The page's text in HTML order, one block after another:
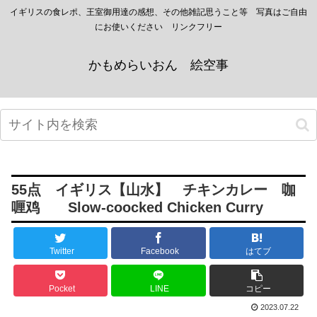
イギリスの食レポ、王室御用達の感想、その他雑記思うこと等 写真はご自由
にお使いください リンクフリー
かもめらいおん 絵空事
55点 イギリス【山水】 チキンカレー 咖
喱鸡 Slow-coocked Chicken Curry
Twitter Facebook はてブ
Pocket LINE コピー
2023.07.22